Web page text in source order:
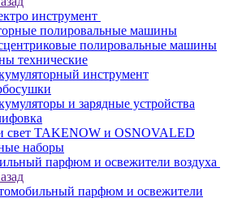
инструмент
полировальные машины
полировальные машины
технические
инструмент
и зарядные устройства
свет TAKENOW и OSNOVALED
наборы
парфюм и освежители воздуха
парфюм и освежители